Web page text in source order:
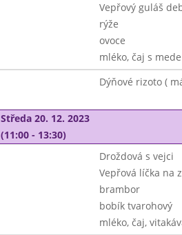
Vepřový guláš
rýže
ovoce
mléko, čaj s
Dýňové rizoto (
Středa 20. 12. 2023
(11:00 - 13:30)
Droždová s vejci
Vepřová líčka na
brambor
bobík tvarohový
mléko, čaj,